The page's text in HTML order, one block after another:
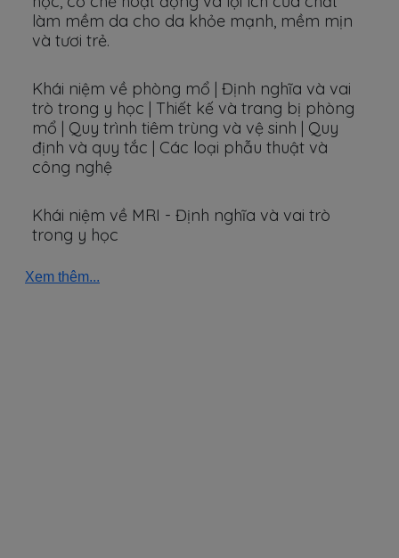
làm mềm da cho da khỏe mạnh, mềm mịn
và tươi trẻ.
Khái niệm về phòng mổ | Định nghĩa và vai
trò trong y học | Thiết kế và trang bị phòng
mổ | Quy trình tiêm trùng và vệ sinh | Quy
định và quy tắc | Các loại phẫu thuật và
công nghệ
Khái niệm về MRI - Định nghĩa và vai trò
trong y học
Xem thêm...